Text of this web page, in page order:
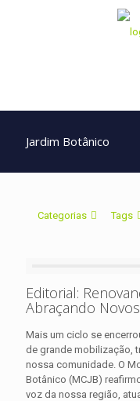
Jardim Botânico
Categorias Tags
Editorial:
Abraçando
Mais um ciclo se
de grande mobilização,
nossa comunidade. O
Botânico (MCJB)
voz da nossa região,